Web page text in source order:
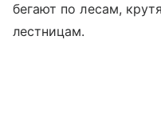
бегают по лесам,
лестницам.